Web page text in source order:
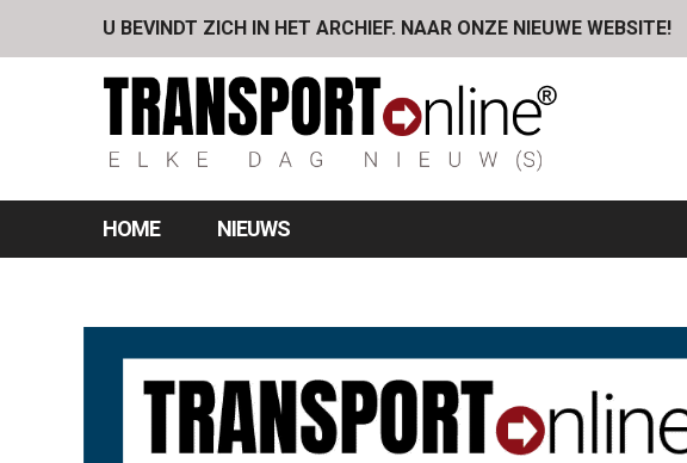
U BEVINDT ZICH IN HET ARCHIEF. NAAR ONZE NIEUWE WEBSITE!
HOME NIEUWS